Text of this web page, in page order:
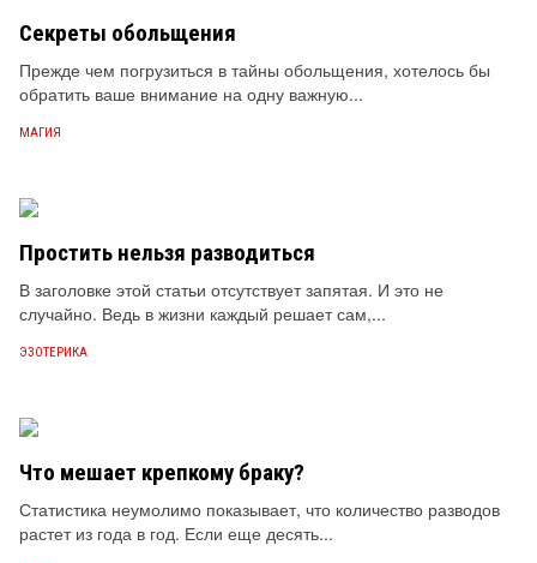
Секреты обольщения
Прежде чем погрузиться в тайны обольщения, хотелось бы
обратить ваше внимание на одну важную...
МАГИЯ
Простить нельзя разводиться
В заголовке этой статьи отсутствует запятая. И это не
случайно. Ведь в жизни каждый решает сам,...
ЭЗОТЕРИКА
Что мешает крепкому браку?
Статистика неумолимо показывает, что количество разводов
растет из года в год. Если еще десять...